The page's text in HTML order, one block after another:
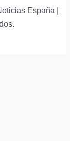
España |